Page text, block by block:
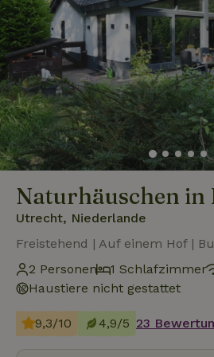
Naturhäuschen in
Utrecht, Niederlande
Freistehend | Auf einem Hof |
2 Personen
1 Schlafzimmer
Haustiere nicht gestattet
9,3/10 4,9/5 23